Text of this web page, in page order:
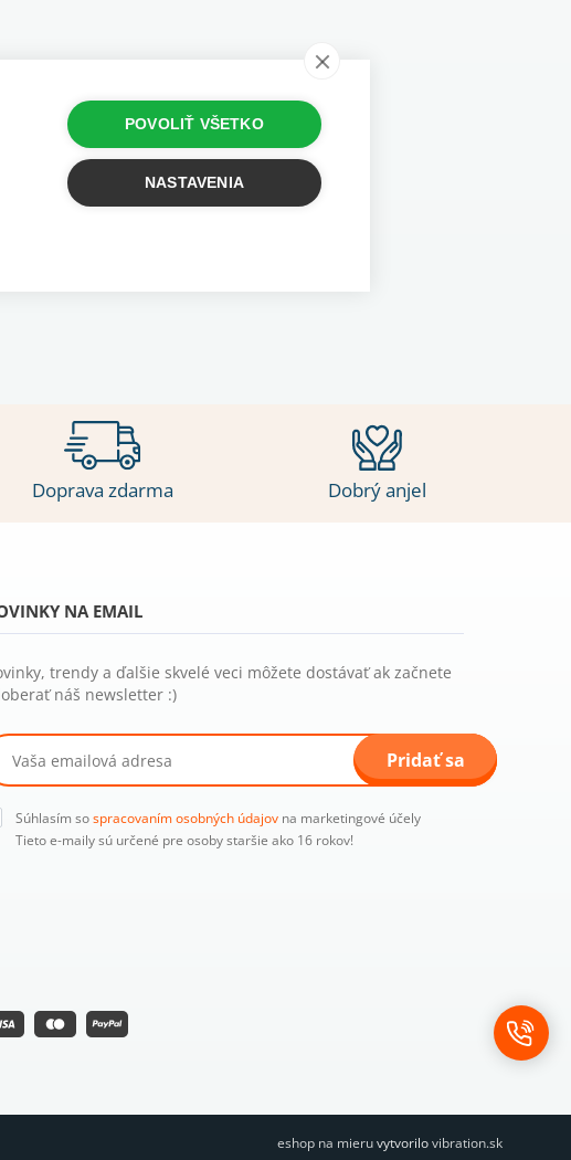
Doprava zdarma Dobrý anjel
NA EMAIL
trendy a ďalšie skvelé veci môžete dostávať ak začnete
náš newsletter :)
Pridať sa
Súhlasím sospracovaním osobných údajov na marketingové účely
Tieto e-maily sú určené pre osoby staršie ako 16 rokov!
eshop na mieruvytvorilovibration.sk
POVOLIŤ VŠETKO
NASTAVENIA